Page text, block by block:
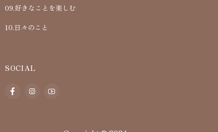
09.好きなことを楽しむ
10.日々のこと
SOCIAL